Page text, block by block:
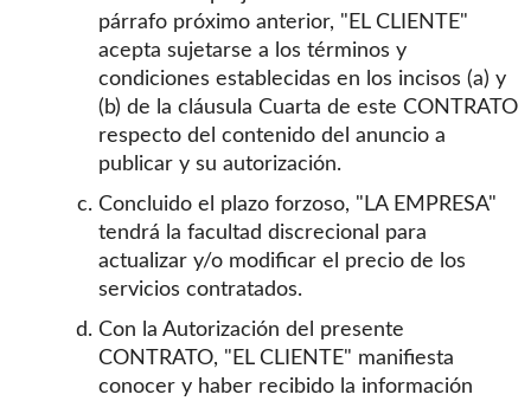
párrafo próximo anterior, "EL CLIENTE"
acepta sujetarse a los términos y
condiciones establecidas en los incisos (a) y
(b) de la cláusula Cuarta de este CONTRATO
respecto del contenido del anuncio a
publicar y su autorización.
Concluido el plazo forzoso, "LA EMPRESA"
tendrá la facultad discrecional para
actualizar y/o modificar el precio de los
servicios contratados.
Con la Autorización del presente
CONTRATO, "EL CLIENTE" manifiesta
conocer y haber recibido la información